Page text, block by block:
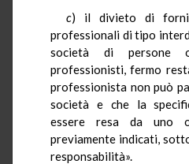
c) il divieto di
professionali di tipo
società di persone
professionisti, fermo
professionista non può
società e che la
essere resa da uno
previamente indicati,
responsabilità».